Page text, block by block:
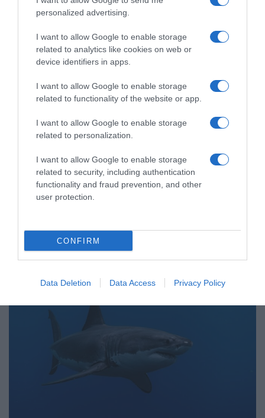
personalized advertising.
I want to allow Google to enable storage
related to analytics like cookies on web or
device identifiers in apps.
I want to allow Google to enable storage
related to functionality of the website or app.
I want to allow Google to enable storage
related to personalization.
I want to allow Google to enable storage
related to security, including authentication
functionality and fraud prevention, and other
user protection.
CONFIRM
Data Deletion Data Access Privacy Policy
Συνάντηση Τασούλα με την πρέσβη της
Κοινοπολιτείας της Αυστραλίας Άλισον
Ντάνκαν
25.05.2026 - 14:48